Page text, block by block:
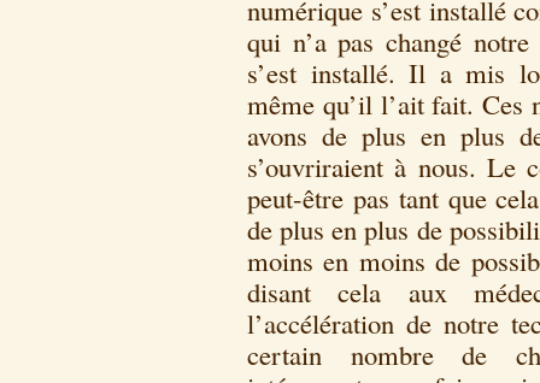
numérique s’est installé
qui n’a pas changé
s’est installé. Il a mis
même qu’il l’ait fait. Ces
avons de plus en plus
s’ouvriraient à nous. Le
peut-être pas tant que
de plus en plus de
moins en moins de
disant cela aux
l’accélération de notre
certain nombre de